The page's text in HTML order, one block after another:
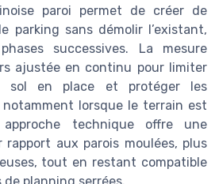
paroi permet de créer de
parking sans démolir l’existant,
successives. La mesure
ajustée en continu pour limiter
sol en place et protéger les
lorsque le terrain est
technique offre une
aux parois moulées, plus
tout en restant compatible
planning serrées.